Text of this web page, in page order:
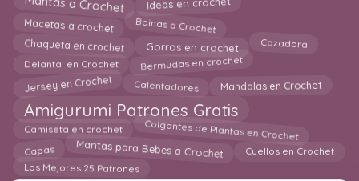
Mantas a Crochet
Macetas a crochet Boinas a Crochet
Chaqueta en crochet Gorros en crochet Cazadora
Delantal en Crochet Bermudas en crochet
Jersey en Crochet Calentadores Mandalas en Crochet
Amigurumi Patrones Gratis
Camiseta en crochet Colgantes de Plantas en Crochet
Capas Mantas para Bebes a Crochet Cuellos en Crochet
Los Mejores 25 Patrones